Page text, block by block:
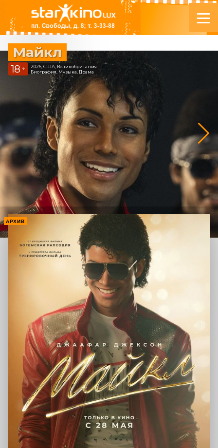
Майкл
18 +
2026, США, Великобритания
Биография, Музыка, Драма
АРХИВ